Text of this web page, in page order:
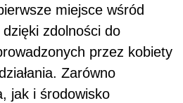
miejsce wśród
zdolności do
przez kobiety
Zarówno
jak i środowisko